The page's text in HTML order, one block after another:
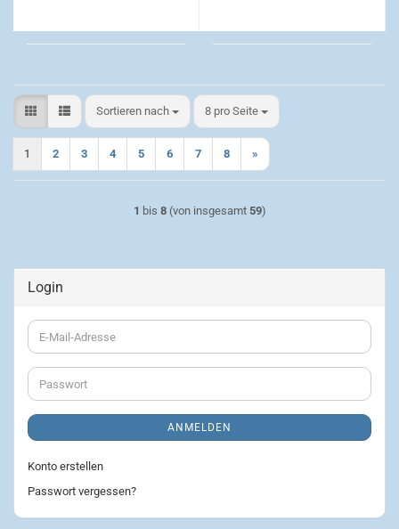
Sortieren nach
Sortieren nach 8 pro Seite
pro Seite
1 2 3 4 5 6 7 8 »
1 bis 8(von insgesamt 59)
Login
E-
Mail-
Adresse
Passwort
ANMELDEN
Konto erstellen
Passwort vergessen?